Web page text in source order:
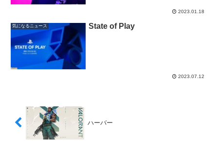
2023.01.18
気になるニュース State of Play
2023.07.12
ハーバー